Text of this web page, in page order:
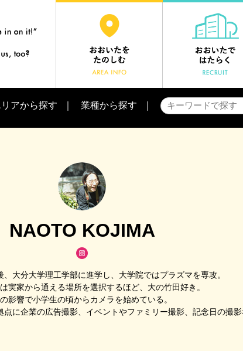
アから探す 業種から探す
NAOTO KOJIMA
、大分大学理工学部に進学し、大学院ではプラズマを専攻。
実家から通える場所を選択するほど、大の竹田好き。
影響で小学生の頃からカメラを始めている。
に企業の広告撮影、イベントやファミリー撮影、記念日の撮影